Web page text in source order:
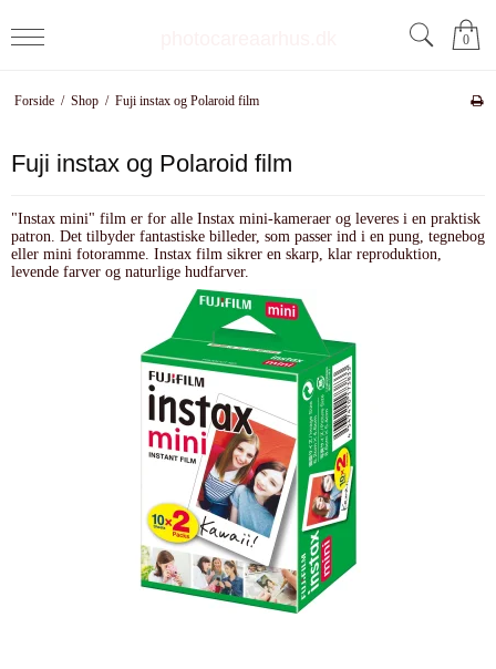
0
Forside / Shop / Fuji instax og Polaroid film
Fuji instax og Polaroid film
"Instax mini" film er for alle Instax mini-kameraer og leveres i en praktisk
patron. Det tilbyder fantastiske billeder, som passer ind i en pung, tegnebog
eller mini fotoramme. Instax film sikrer en skarp, klar reproduktion,
levende farver og naturlige hudfarver.